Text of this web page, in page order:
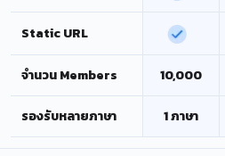
Static URL
จำนวน Members 10,000
รองรับหลายภาษา 1 ภาษา